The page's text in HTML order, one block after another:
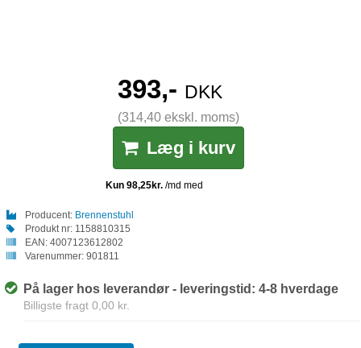
393,- DKK
(314,40 ekskl. moms)
Læg i kurv
Producent: Brennenstuhl
Produkt nr: 1158810315
EAN: 4007123612802
Varenummer: 901811
På lager hos leverandør - leveringstid: 4-8 hverdage
Billigste fragt 0,00 kr.